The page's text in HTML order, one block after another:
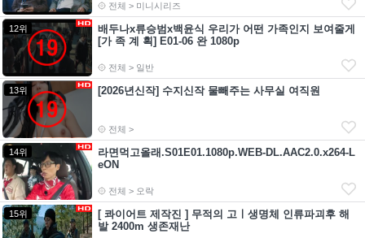
전체 > 미니시리즈
12위
배두나x류승범x백윤식 우리가 어떤 가족인지 보여줄게
[가 족 계 획] E01-06 완 1080p
전체 > 일반
13위 [2026년신작] 수지신작 물빼주는 사무실 여직원
전체 >
14위
라면먹고올래.S01E01.1080p.WEB-DL.AAC2.0.x264-L
eON
전체 > 오락
15위
[ 콰이어트 제작진 ] 무적의 고ㅣ생명체 인류파괴후 해
발 2400m 생존재난